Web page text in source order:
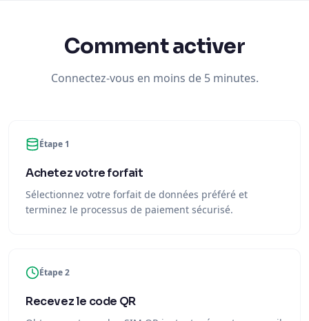
Comment activer
Connectez-vous en moins de 5 minutes.
Étape 1
Achetez votre forfait
Sélectionnez votre forfait de données préféré et
terminez le processus de paiement sécurisé.
Étape 2
Recevez le code QR